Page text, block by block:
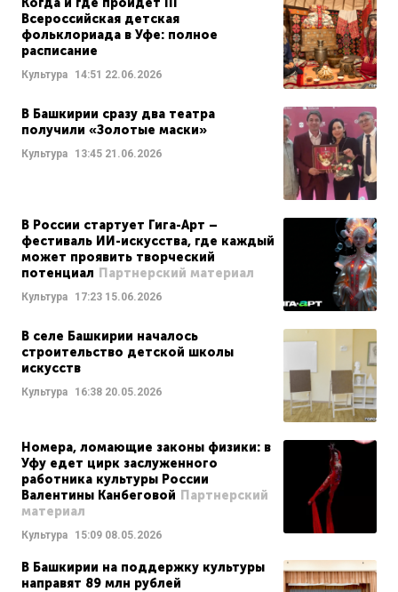
Всероссийская детская
фольклориада в Уфе: полное
расписание
Культура 14:51 22.06.2026
В Башкирии сразу два театра
получили «Золотые маски»
Культура 13:45 21.06.2026
В России стартует Гига-Арт –
фестиваль ИИ-искусства, где каждый
может проявить творческий
потенциал Партнерский материал
Культура 17:23 15.06.2026
В селе Башкирии началось
строительство детской школы
искусств
Культура 16:38 20.05.2026
Номера, ломающие законы физики: в
Уфу едет цирк заслуженного
работника культуры России
Валентины Канбеговой Партнерский
материал
Культура 15:09 08.05.2026
В Башкирии на поддержку культуры
направят 89 млн рублей